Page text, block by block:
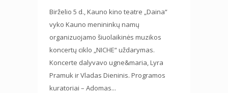
Birželio 5 d., Kauno kino teatre „Daina“
vyko Kauno menininkų namų
organizuojamo šiuolaikinės muzikos
koncertų ciklo „NICHE“ uždarymas.
Koncerte dalyvavo ugne&maria, Lyra
Pramuk ir Vladas Dieninis. Programos
kuratoriai – Adomas...